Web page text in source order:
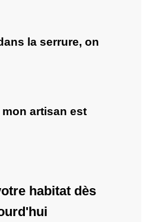
la serrure, on
artisan est
habitat dès